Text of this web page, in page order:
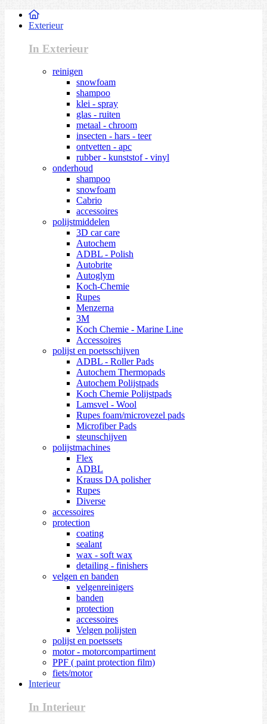
Exterieur
In Exterieur
reinigen
snowfoam
shampoo
klei - spray
glas - ruiten
metaal - chroom
insecten - hars - teer
ontvetten - apc
rubber - kunststof - vinyl
onderhoud
shampoo
snowfoam
Cabrio
accessoires
polijstmiddelen
3D car care
Autochem
ADBL - Polish
Autobrite
Autoglym
Koch-Chemie
Rupes
Menzerna
3M
Koch Chemie - Marine Line
Accessoires
polijst en poetsschijven
ADBL - Roller Pads
Autochem Thermopads
Autochem Polijstpads
Koch Chemie Polijstpads
Lamsvel - Wool
Rupes foam/microvezel pads
Microfiber Pads
steunschijven
polijstmachines
Flex
ADBL
Krauss DA polisher
Rupes
Diverse
accessoires
protection
coating
sealant
wax - soft wax
detailing - finishers
velgen en banden
velgenreinigers
banden
protection
accessoires
Velgen polijsten
polijst en poetssets
motor - motorcompartiment
PPF ( paint protection film)
fiets/motor
Interieur
In Interieur